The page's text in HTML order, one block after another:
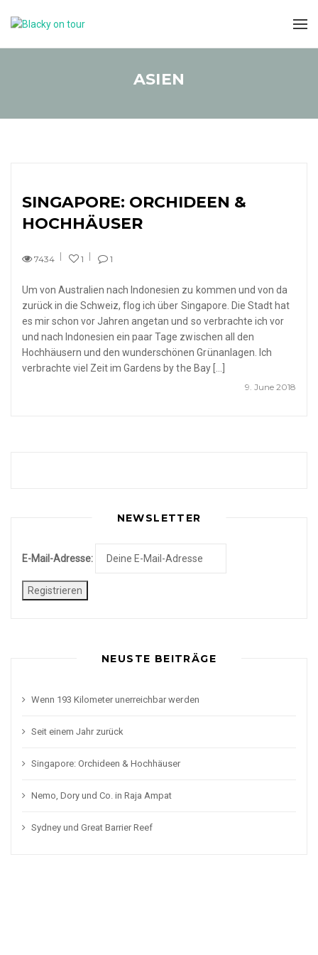
ASIEN
SINGAPORE: ORCHIDEEN &
HOCHHÄUSER
7434 1 1
9. June 2018
Um von Australien nach Indonesien zu kommen und von da
zurück in die Schweiz, flog ich über Singapore. Die Stadt hat
es mir schon vor Jahren angetan und so verbrachte ich vor
und nach Indonesien ein paar Tage zwischen all den
Hochhäusern und den wunderschönen Grünanlagen. Ich
verbrachte viel Zeit im Gardens by the Bay […]
NEWSLETTER
E-Mail-Adresse:
NEUSTE BEITRÄGE
Wenn 193 Kilometer unerreichbar werden
Seit einem Jahr zurück
Singapore: Orchideen & Hochhäuser
Nemo, Dory und Co. in Raja Ampat
Sydney und Great Barrier Reef